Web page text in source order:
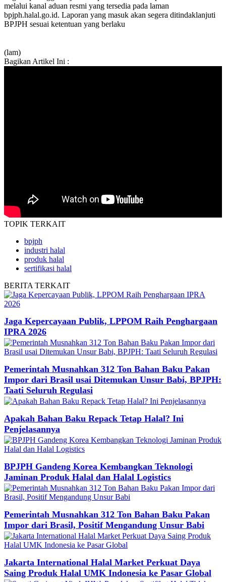
melalui kanal aduan resmi yang tersedia pada laman
bpjph.halal.go.id. Laporan yang masuk akan segera ditindaklanjuti
BPJPH sesuai ketentuan yang berlaku
(lam)
Bagikan Artikel Ini :
TOPIK TERKAIT
bpjph
industri halal
produk halal
sertifikasi halal
BERITA TERKAIT
Jaga Kepercayaan Publik, LPPOM Raih Penghargaan
IPRA 2026
Pemerintah Musnahkan 312 Ton Bahan Baku Pakan
Impor dari Brasil usai Ditemukan Unsur Babi, BPJPH:
Taati Seluruh Regulasi
Apakah Bahan Baku Repack Tetap Halal? Ini
Penjelasannya
BPJPH Gandeng Korea Kembangkan Teknologi
Jaminan Produk Halal dan Halal Logistics
Pemerintah Musnahkan 312 Ton Bahan Baku Pakan
Impor dari Brasil, Positif Mengandung Unsur Babi
Jakarta International Halal Market Perkuat Daya
Saing Produk Halal UMK Indonesia ke Pasar Global